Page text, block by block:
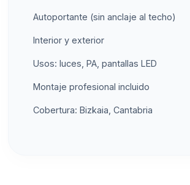
Autoportante (sin anclaje al techo)
Interior y exterior
Usos: luces, PA, pantallas LED
Montaje profesional incluido
Cobertura: Bizkaia, Cantabria